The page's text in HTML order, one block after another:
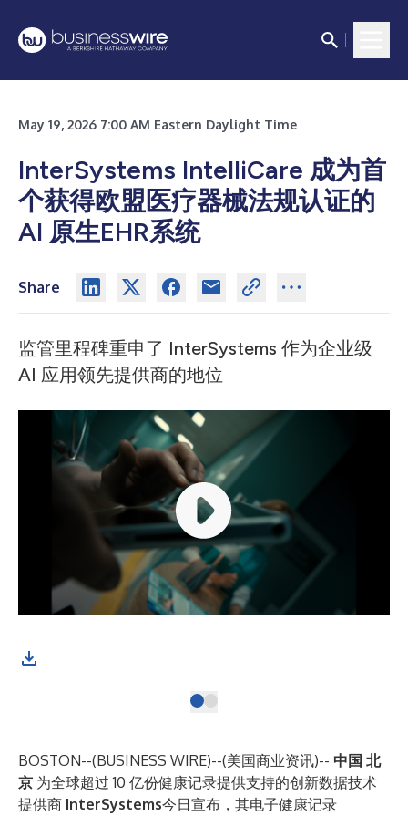
May 19, 2026 7:00 AM Eastern Daylight Time
InterSystems IntelliCare 成为首
个获得欧盟医疗器械法规认证的
AI 原生EHR系统
Share
监管里程碑重申了 InterSystems 作为企业级
AI 应用领先提供商的地位
BOSTON--(BUSINESS WIRE)--(美国商业资讯)-- 中国 北
京 为全球超过 10 亿份健康记录提供支持的创新数据技术
提供商 InterSystems​今日宣布，其电子健康记录